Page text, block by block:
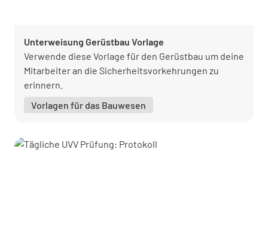
Unterweisung Gerüstbau Vorlage
Verwende diese Vorlage für den Gerüstbau um deine
Mitarbeiter an die Sicherheitsvorkehrungen zu
erinnern.
Vorlagen für das Bauwesen